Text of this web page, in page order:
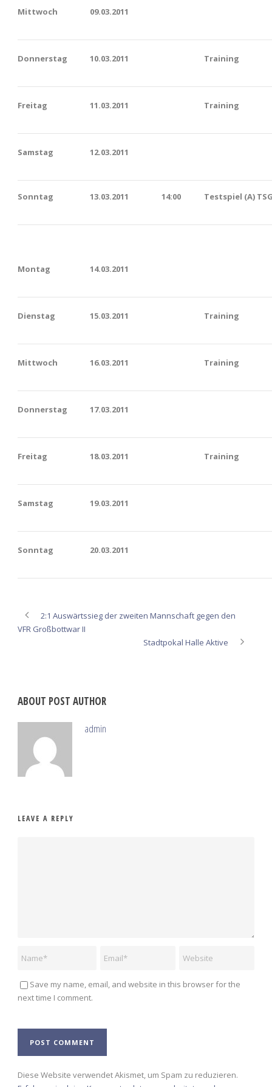
Mittwoch 09.03.2011
Donnerstag 10.03.2011 Training
Freitag 11.03.2011 Training
Samstag 12.03.2011
Sonntag 13.03.2011 14:00 Testspiel (A)
Montag 14.03.2011
Dienstag 15.03.2011 Training
Mittwoch 16.03.2011 Training
Donnerstag 17.03.2011
Freitag 18.03.2011 Training
Samstag 19.03.2011
Sonntag 20.03.2011
2:1 Auswärtssieg der zweiten Mannschaft gegen den
VFR Großbottwar II
Stadtpokal Halle Aktive
ABOUT POST AUTHOR
admin
LEAVE A REPLY
Save my name, email, and website in this browser for the
next time I comment.
Alternative:
Diese Website verwendet Akismet, um Spam zu reduzieren.